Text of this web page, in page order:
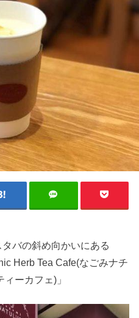
バの斜め向かいにある
Herb Tea Cafe(なごみナチ
ーカフェ)」